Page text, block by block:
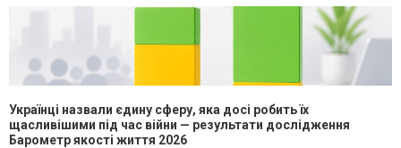
Українці назвали єдину сферу, яка досі робить їх
щасливішими під час війни — результати дослідження
Барометр якості життя 2026